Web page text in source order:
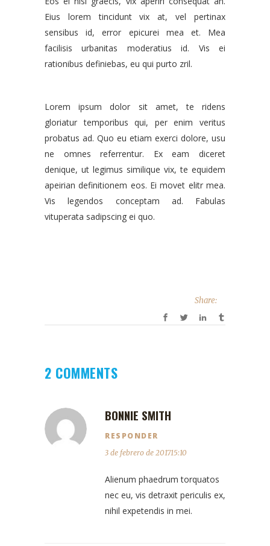
Eius lorem tincidunt vix at, vel pertinax
sensibus id, error epicurei mea et. Mea
facilisis urbanitas moderatius id. Vis ei
rationibus definiebas, eu qui purto zril.
Lorem ipsum dolor sit amet, te ridens
gloriatur temporibus qui, per enim veritus
probatus ad. Quo eu etiam exerci dolore, usu
ne omnes referrentur. Ex eam diceret
denique, ut legimus similique vix, te equidem
apeirian definitionem eos. Ei movet elitr mea.
Vis legendos conceptam ad. Fabulas
vituperata sadipscing ei quo.
Share:
2 COMMENTS
BONNIE SMITH
RESPONDER
3 de febrero de 201715:10
Alienum phaedrum torquatos
nec eu, vis detraxit periculis ex,
nihil expetendis in mei.